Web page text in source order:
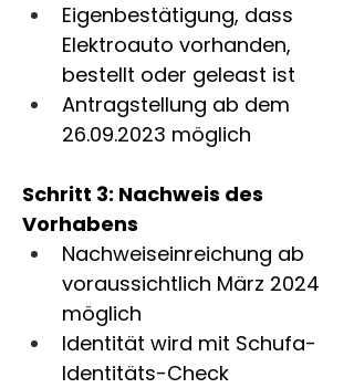
Eigenbestätigung, dass
Elektroauto vorhanden,
bestellt oder geleast ist
Antragstellung ab dem
26.09.2023 möglich
Schritt 3: Nachweis des
Vorhabens
Nachweiseinreichung ab
voraussichtlich März 2024
möglich
Identität wird mit Schufa-
Identitäts-Check